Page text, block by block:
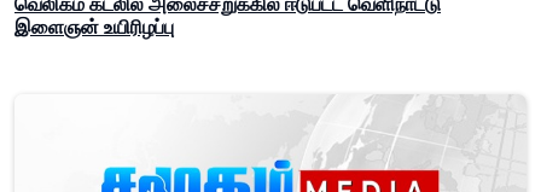
இளைஞன் உயிரிழப்பு